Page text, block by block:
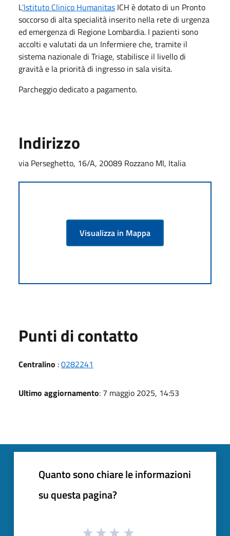
L’Istituto Clinico Humanitas ICH è dotato di un Pronto
soccorso di alta specialità inserito nella rete di urgenza
ed emergenza di Regione Lombardia. I pazienti sono
accolti e valutati da un Infermiere che, tramite il
sistema nazionale di Triage, stabilisce il livello di
gravità e la priorità di ingresso in sala visita.
Parcheggio dedicato a pagamento.
Indirizzo
via Perseghetto, 16/A, 20089 Rozzano MI, Italia
Visualizza in Mappa
Punti di contatto
Centralino :0282241
Ultimo aggiornamento: 7 maggio 2025, 14:53
Quanto sono chiare le informazioni
su questa pagina?